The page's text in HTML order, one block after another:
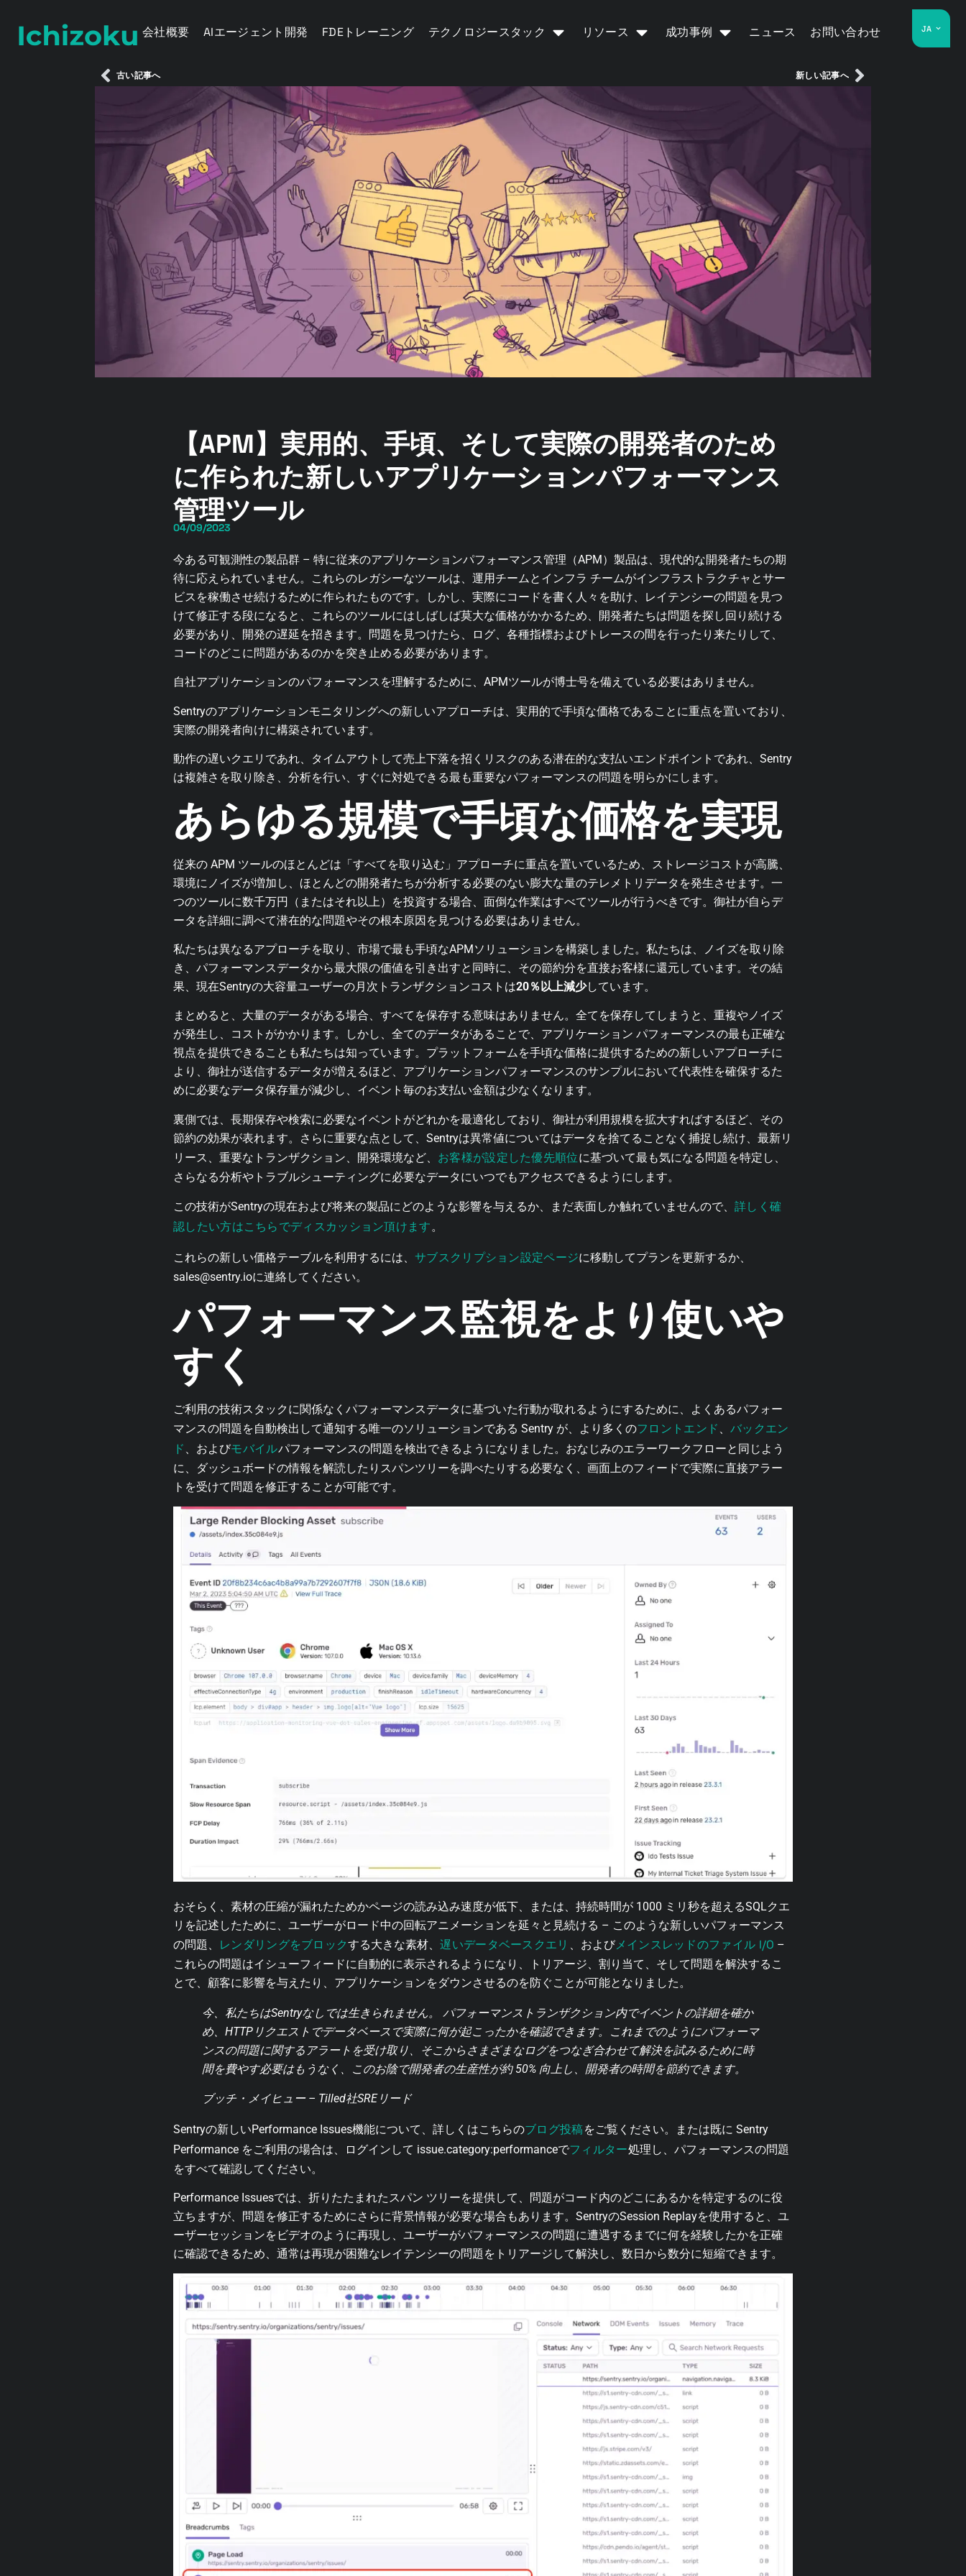
会社概要 AIエージェント開発 FDEトレーニング テクノロジースタック リソース 成功事例 ニュース お問い合わせ JA
古い記事へ 新しい記事へ
【APM】実用的、手頃、そして実際の開発者のため
に作られた新しいアプリケーションパフォーマンス
管理ツール
04/09/2023
今ある可観測性の製品群 – 特に従来のアプリケーションパフォーマンス管理（APM）製品は、現代的な開発者たちの期
待に応えられていません。これらのレガシーなツールは、運用チームとインフラ チームがインフラストラクチャとサー
ビスを稼働させ続けるために作られたものです。しかし、実際にコードを書く人々を助け、レイテンシーの問題を見つ
けて修正する段になると、これらのツールにはしばしば莫大な価格がかかるため、開発者たちは問題を探し回り続ける
必要があり、開発の遅延を招きます。問題を見つけたら、ログ、各種指標およびトレースの間を行ったり来たりして、
コードのどこに問題があるのかを突き止める必要があります。
自社アプリケーションのパフォーマンスを理解するために、APMツールが博士号を備えている必要はありません。
Sentryのアプリケーションモニタリングへの新しいアプローチは、実用的で手頃な価格であることに重点を置いており、
実際の開発者向けに構築されています。
動作の遅いクエリであれ、タイムアウトして売上下落を招くリスクのある潜在的な支払いエンドポイントであれ、Sentry
は複雑さを取り除き、分析を行い、すぐに対処できる最も重要なパフォーマンスの問題を明らかにします。
あらゆる規模で手頃な価格を実現
従来の APM ツールのほとんどは「すべてを取り込む」アプローチに重点を置いているため、ストレージコストが高騰、
環境にノイズが増加し、ほとんどの開発者たちが分析する必要のない膨大な量のテレメトリデータを発生させます。一
つのツールに数千万円（またはそれ以上）を投資する場合、面倒な作業はすべてツールが行うべきです。御社が自らデ
ータを詳細に調べて潜在的な問題やその根本原因を見つける必要はありません。
私たちは異なるアプローチを取り、市場で最も手頃なAPMソリューションを構築しました。私たちは、ノイズを取り除
き、パフォーマンスデータから最大限の価値を引き出すと同時に、その節約分を直接お客様に還元しています。その結
果、現在Sentryの大容量ユーザーの月次トランザクションコストは20％以上減少しています。
まとめると、大量のデータがある場合、すべてを保存する意味はありません。全てを保存してしまうと、重複やノイズ
が発生し、コストがかかります。しかし、全てのデータがあることで、アプリケーション パフォーマンスの最も正確な
視点を提供できることも私たちは知っています。プラットフォームを手頃な価格に提供するための新しいアプローチに
より、御社が送信するデータが増えるほど、アプリケーションパフォーマンスのサンプルにおいて代表性を確保するた
めに必要なデータ保存量が減少し、イベント毎のお支払い金額は少なくなります。
裏側では、長期保存や検索に必要なイベントがどれかを最適化しており、御社が利用規模を拡大すればするほど、その
節約の効果が表れます。さらに重要な点として、Sentryは異常値についてはデータを捨てることなく捕捉し続け、最新リ
リース、重要なトランザクション、開発環境など、 お客様が設定した優先順位に基づいて最も気になる問題を特定し、
さらなる分析やトラブルシューティングに必要なデータにいつでもアクセスできるようにします。
この技術がSentryの現在および将来の製品にどのような影響を与えるか、まだ表面しか触れていませんので、 詳しく確
認したい方はこちらでディスカッション頂けます。
これらの新しい価格テーブルを利用するには、 サブスクリプション設定ページに移動してプランを更新するか、
sales@sentry.ioに連絡してください。
パフォーマンス監視をより使いや
すく
ご利用の技術スタックに関係なくパフォーマンスデータに基づいた行動が取れるようにするために、よくあるパフォー
マンスの問題を自動検出して通知する唯一のソリューションである Sentry が、より多くのフロントエンド 、バックエン
ド 、およびモバイルパフォーマンスの問題を検出できるようになりました。おなじみのエラーワークフローと同じよう
に、ダッシュボードの情報を解読したりスパンツリーを調べたりする必要なく、画面上のフィードで実際に直接アラー
トを受けて問題を修正することが可能です。
おそらく、素材の圧縮が漏れたためかページの読み込み速度が低下、または、持続時間が 1000 ミリ秒を超えるSQLクエ
リを記述したために、ユーザーがロード中の回転アニメーションを延々と見続ける – このような新しいパフォーマンス
の問題、
レンダリングをブロックする大きな素材、遅いデータベースクエリ 、およびメインスレッドのファイル I/O –
これらの問題はイシューフィードに自動的に表示されるようになり、トリアージ、割り当て、そして問題を解決するこ
とで、顧客に影響を与えたり、アプリケーションをダウンさせるのを防ぐことが可能となりました。
今、私たちはSentryなしでは生きられません。 パフォーマンストランザクション内でイベントの詳細を確か
め、HTTPリクエストでデータベースで実際に何が起こったかを確認できます。これまでのようにパフォーマ
ンスの問題に関するアラートを受け取り、そこからさまざまなログをつなぎ合わせて解決を試みるために時
間を費やす必要はもうなく、このお陰で開発者の生産性が約 50% 向上し、開発者の時間を節約できます。
ブッチ・メイヒュー – Tilled社SREリード
Sentryの新しいPerformance Issues機能について、詳しくはこちらのブログ投稿をご覧ください。または既に Sentry
Performance をご利用の場合は、ログインして issue.category:performanceでフィルター処理し、パフォーマンスの問題
をすべて確認してください。
Performance Issuesでは、折りたたまれたスパン ツリーを提供して、問題がコード内のどこにあるかを特定するのに役
立ちますが、問題を修正するためにさらに背景情報が必要な場合もあります。SentryのSession Replayを使用すると、ユ
ーザーセッションをビデオのように再現し、ユーザーがパフォーマンスの問題に遭遇するまでに何を経験したかを正確
に確認できるため、通常は再現が困難なレイテンシーの問題をトリアージして解決し、数日から数分に短縮できます。